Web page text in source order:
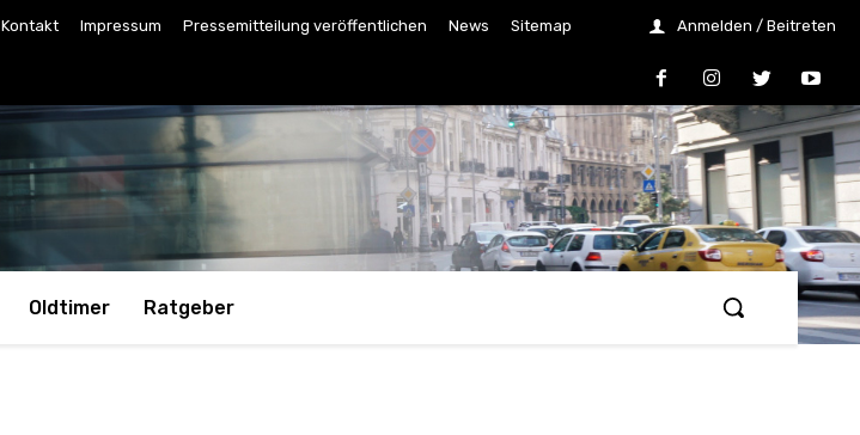
Kontakt Impressum Pressemitteilung veröffentlichen News Sitemap Anmelden / Beitreten
Oldtimer Ratgeber